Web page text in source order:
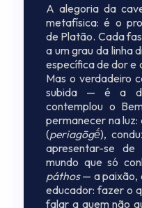
A alegoria da
metafísica: é o
de Platão. Cada
a um grau da linha
específica de dor e
Mas o verdadeiro
subida — é a
contemplou o
permanecer na
(periagōgḗ),
apresentar-se
mundo que só
páthos— a paixão,
educador: fazer o
falar a quem não